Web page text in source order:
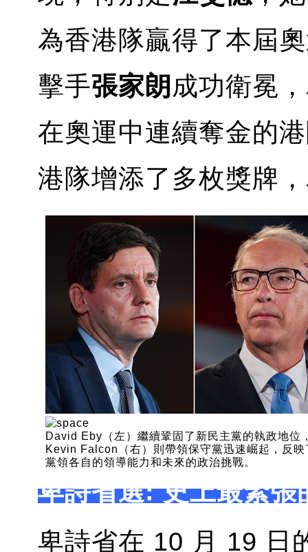
為香港隊贏得了本屆
擊手張家朗 成功衛冕
在奧運中連續奪金的
港隊增添了多枚獎牌
David Eby（左）繼續鞏固了新民主黨的執政地位
Kevin Falcon（右）則帶領保守黨迅速崛起，反映
黨領各自的領導能力和未來的政治挑戰。
卑詩省選: 史上最緊張
卑詩省在 10 月 19 日